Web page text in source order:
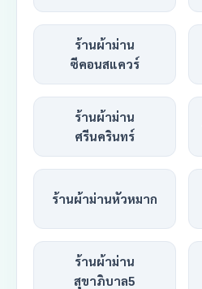
ร้านผ้าม่าน
ซีคอนสแควร์
ร้านผ้าม่าน
ศรีนครินทร์
ร้านผ้าม่านหัวหมาก
ร้านผ้าม่าน
สุขาภิบาล5